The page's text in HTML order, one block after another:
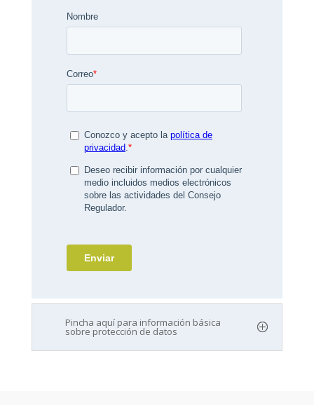
Pincha aquí para información básica
sobre protección de datos